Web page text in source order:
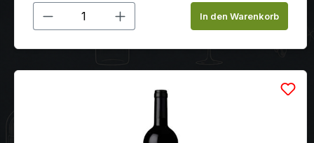
Produkt Anzahl: Gib denIn den Warenkorb